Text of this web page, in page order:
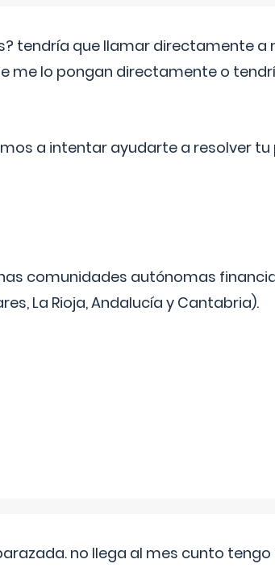
tendría que llamar directamente
me lo pongan directamente o
a intentar ayudarte a resolver
comunidades autónomas
La Rioja, Andalucía y Cantabria).
no llega al mes cunto